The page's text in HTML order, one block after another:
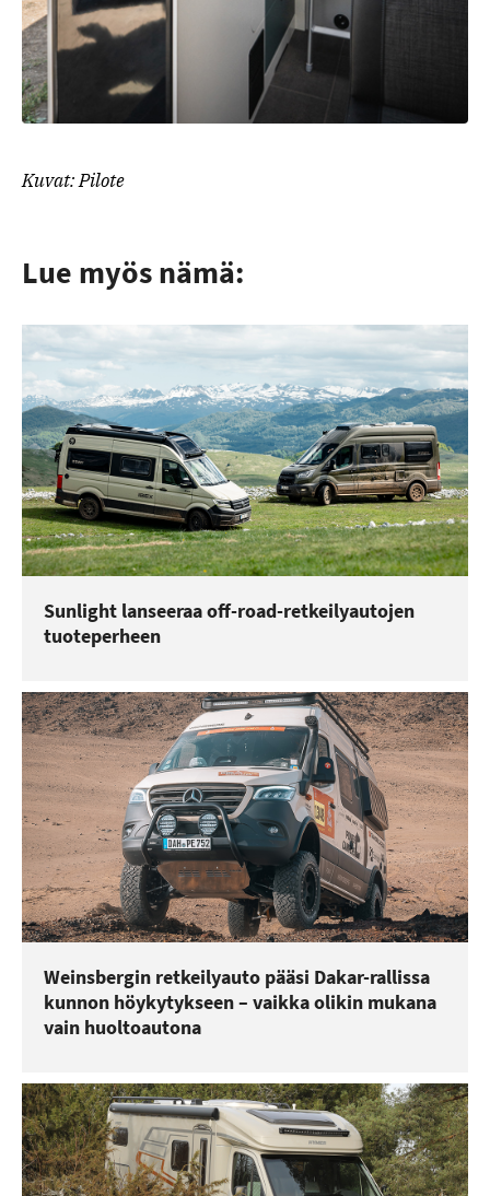
Kuvat: Pilote
Lue myös nämä:
Sunlight lanseeraa off-road-retkeilyautojen
tuoteperheen
Weinsbergin retkeilyauto pääsi Dakar-rallissa
kunnon höykytykseen – vaikka olikin mukana
vain huoltoautona